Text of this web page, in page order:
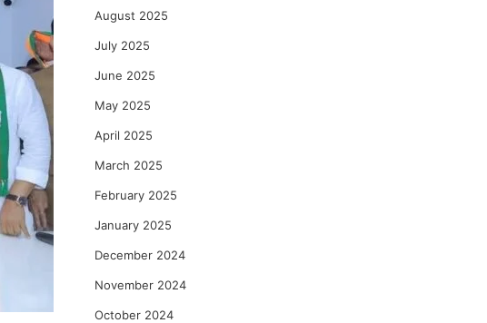
August 2025
July 2025
June 2025
May 2025
April 2025
March 2025
February 2025
January 2025
December 2024
November 2024
October 2024